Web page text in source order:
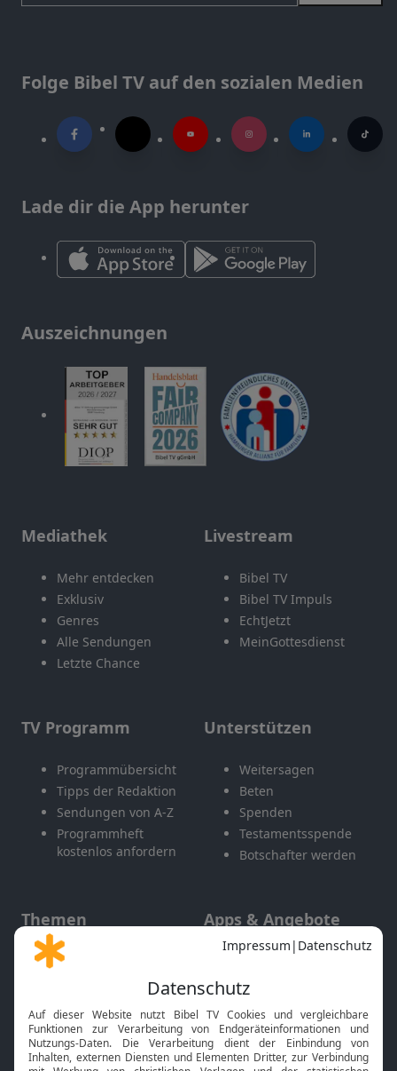
Folge Bibel TV auf den sozialen Medien
Lade dir die App herunter
Auszeichnungen
Mediathek
Mehr entdecken
Exklusiv
Genres
Alle Sendungen
Letzte Chance
Livestream
Bibel TV
Bibel TV Impuls
EchtJetzt
MeinGottesdienst
TV Programm
Programmübersicht
Tipps der Redaktion
Sendungen von A-Z
Programmheft
kostenlos anfordern
Unterstützen
Weitersagen
Beten
Spenden
Testamentsspende
Botschafter werden
Themen
Gott und Bibel erklärt
Neuigkeiten
Apps & Angebote
Mobile App
Smart TV
HbbTV